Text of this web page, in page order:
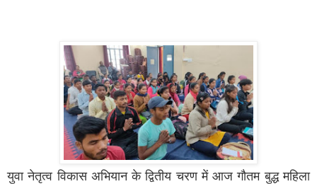
युवा नेतृत्व विकास अभियान के द्वितीय चरण में आज गौतम बुद्ध महिला